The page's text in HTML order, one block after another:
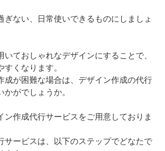
ぎない、日常使いできるものにしましょ
ておしゃれなデザインにすることで、
くなります。
成が困難な場合は、デザイン作成の代行
がでしょうか。
ン作成代行サービスをご用意しておりま
サービスは、以下のステップでどなたで